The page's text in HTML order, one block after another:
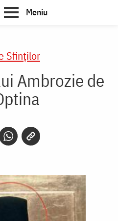
Meniu
Sfinţilor
Ambrozie de